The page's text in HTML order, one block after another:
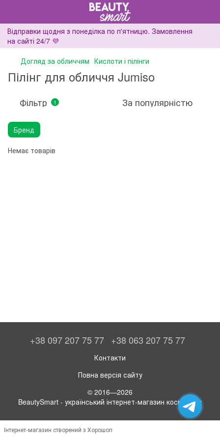
Відправки щодня з понеділка по п'ятницю. Замовлення
на сайті 24/7 💜
Догляд за обличчям Кислоти і пілінги
Пілінг для обличчя Jumiso
Фільтр 1 За популярністю
Бренд
Немає товарів
+38 097 207 75 77 +38 063 207 75 77
Контакти
Повна версія сайту
© 2016—2026
BeautySmart - український інтернет-магазин косметики
Інтернет-магазин створений з Хорошоп